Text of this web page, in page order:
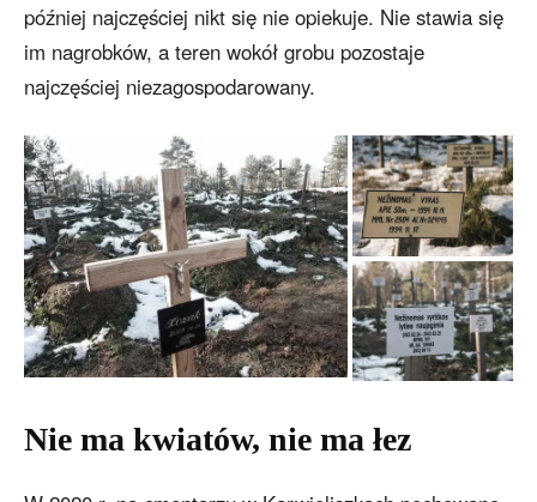
później najczęściej nikt się nie opiekuje. Nie stawia się
im nagrobków, a teren wokół grobu pozostaje
najczęściej niezagospodarowany.
Nie ma kwiatów, nie ma łez